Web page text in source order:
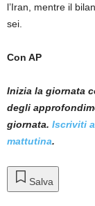
l’Iran, mentre il
sei.
Con AP
Inizia la giornata
degli
giornata. Iscriviti
mattutina.
Salva